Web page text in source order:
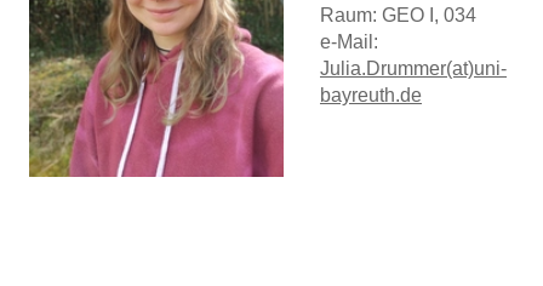
Raum: GEO I, 034
e-Mail:
Julia.Drummer(at)uni-
bayreuth.de